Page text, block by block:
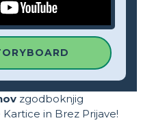
zgodboknjig
in Brez Prijave!